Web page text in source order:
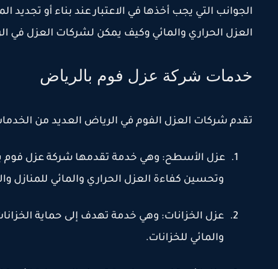
الجوانب التي يجب أخذها في الاعتبار عند بناء أو
العزل الحراري والمائي وكيف يمكن لشركات العزل في
خدمات شركة عزل فوم بالرياض
تقدم شركات العزل الفوم في الرياض العديد من
1.
عزل الأسطح: وهي خدمة تقدمها شركة عزل فوم
وتحسين كفاءة العزل الحراري والمائي للمنازل
2.
عزل الخزانات: وهي خدمة تهدف إلى حماية
والمائي للخزانات.